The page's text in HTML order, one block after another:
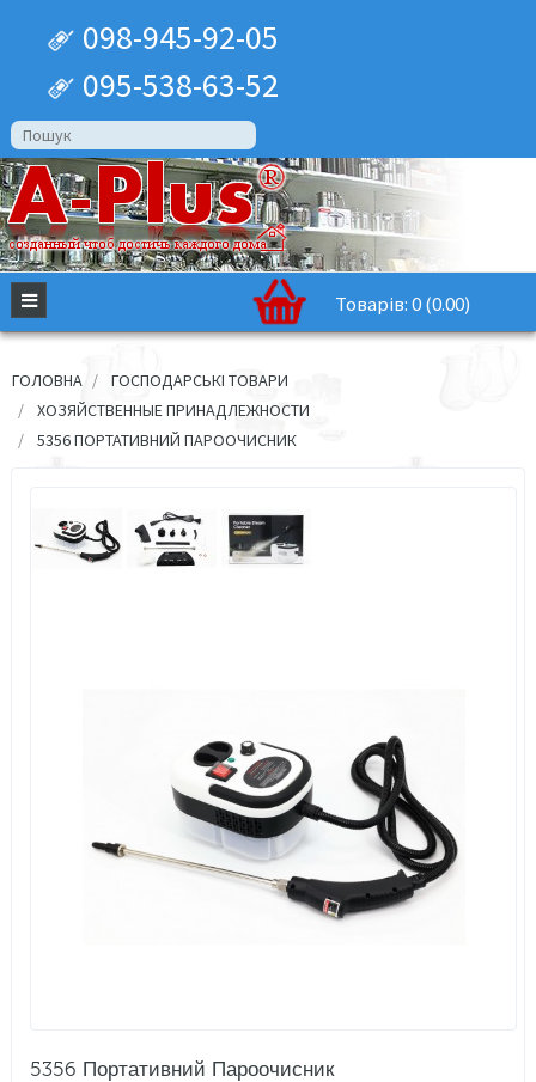
098-945-92-05
095-538-63-52
Товарів: 0 (0.00)
ГОЛОВНА
ГОСПОДАРСЬКІ ТОВАРИ
ХОЗЯЙСТВЕННЫЕ ПРИНАДЛЕЖНОСТИ
5356 ПОРТАТИВНИЙ ПАРООЧИСНИК
5356 Портативний Пароочисник